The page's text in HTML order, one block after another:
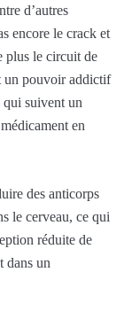
d’autres
encore le crack et
plus le circuit de
un pouvoir addictif
qui suivent un
en
des anticorps
le cerveau, ce qui
réduite de
dans un